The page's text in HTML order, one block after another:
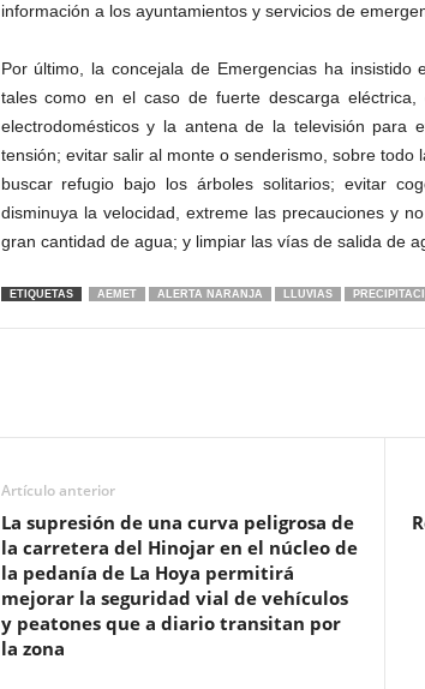
información a los ayuntamientos y servicios de
Por último, la concejala de Emergencias ha
tales como en el caso de fuerte descarga
electrodomésticos y la antena de la televisión para
tensión; evitar salir al monte o senderismo, sobre
buscar refugio bajo los árboles solitarios; evitar
disminuya la velocidad, extreme las precauciones y
gran cantidad de agua; y limpiar las vías de salida de
ETIQUETAS AEMET ALERTA NARANJA LLUVIAS
Artículo anterior
La supresión de una curva peligrosa de
la carretera del Hinojar en el núcleo de
la pedanía de La Hoya permitirá
mejorar la seguridad vial de vehículos
y peatones que a diario transitan por
la zona